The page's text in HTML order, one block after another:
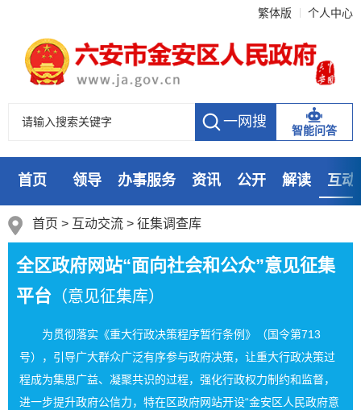
繁体版 个人中心
智能问答
首页 领导 办事服务 资讯 公开 解读 互动
数据 走进
首页 > 互动交流 > 征集调查库
全区政府网站“面向社会和公众”意见征集
平台 （意见征集库）
为贯彻落实《重大行政决策程序暂行条例》（国令第713
号），引导广大群众广泛有序参与政府决策，让重大行政决策过
程成为集思广益、凝聚共识的过程，强化行政权力制约和监督，
进一步提升政府公信力，特在区政府网站开设“金安区人民政府意